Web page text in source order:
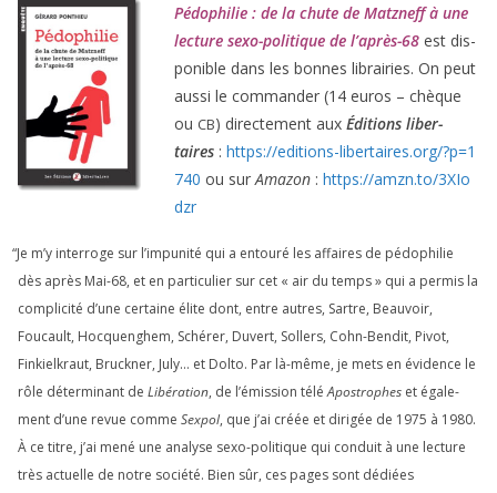
Pédophilie : de la chute de Matzneff à une
lec­ture sexo-poli­tique de l’après-68 est dis­
po­nible dans les bonnes librai­ries. On peut
aus­si le com­man­der (14 euros – chèque
ou CB) direc­te­ment aux Éditions liber­
taires : https://​edi​tions​-liber​taires​.org/​?​p​=​1
740 ou sur Amazon : https://​amzn​.to/​3​X​I​o​
dzr
“Je m’y inter­roge sur l’impunité qui a entou­ré les affaires de pédo­phi­lie
dès après Mai-68, et en par­ti­cu­lier sur cet « air du temps » qui a per­mis la
com­pli­ci­té d’une cer­taine élite dont, entre autres, Sartre, Beauvoir,
Foucault, Hocquenghem, Schérer, Duvert, Sollers, Cohn-Bendit, Pivot,
Finkielkraut, Bruckner, July… et Dolto. Par là-même, je mets en évi­dence le
rôle déter­mi­nant de Libération, de l’émission téléApostrophes et éga­le­
ment d’une revue comme Sexpol, que j’ai créée et diri­gée de 1975 à 1980.
À ce titre, j’ai mené une ana­lyse sexo-poli­tique qui conduit à une lec­ture
très actuelle de notre socié­té. Bien sûr, ces pages sont dédiées